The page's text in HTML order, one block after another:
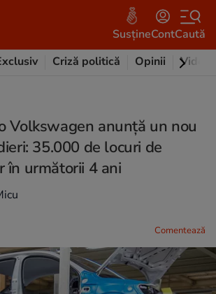
SusțineContCaută
Criză politică Opinii Video
Volkswagen anunță un nou
35.000 de locuri de
în următorii 4 ani
Comentează